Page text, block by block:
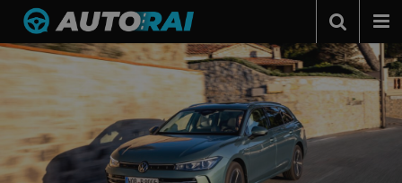
Autonieuws
Podcast
Autotests
Automerken